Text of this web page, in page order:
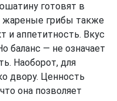
готовят в
грибы также
аппетитность. Вкус
баланс — не означает
Наоборот, для
двору. Ценность
она позволяет